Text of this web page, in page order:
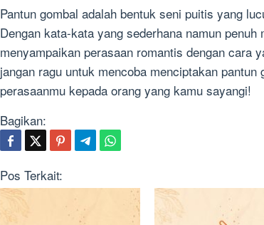
Pantun gombal adalah bentuk seni puitis yang
Dengan kata-kata yang sederhana namun
menyampaikan perasaan romantis dengan cara
jangan ragu untuk mencoba menciptakan
perasaanmu kepada orang yang kamu sayangi!
Bagikan:
Pos Terkait: